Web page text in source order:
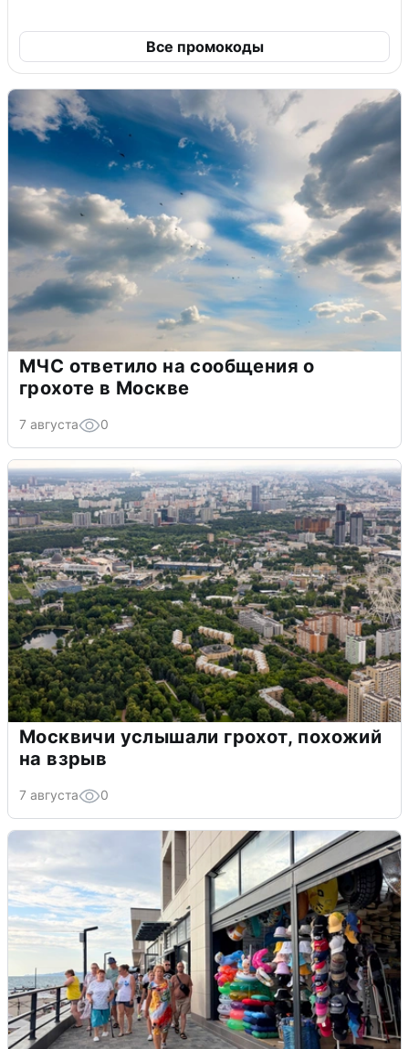
Все промокоды
МЧС ответило на сообщения о
грохоте в Москве
7 августа 0
Москвичи услышали грохот, похожий
на взрыв
7 августа 0